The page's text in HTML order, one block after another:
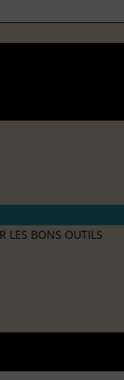
LES BONS OUTILS